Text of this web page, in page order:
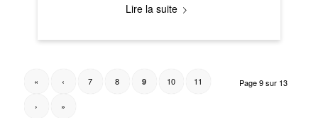
Lire la suite
Page 9 sur 13
« ‹ 7 8 9 10 11
› »